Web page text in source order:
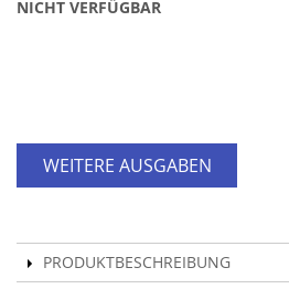
NICHT VERFÜGBAR
WEITERE AUSGABEN
PRODUKTBESCHREIBUNG